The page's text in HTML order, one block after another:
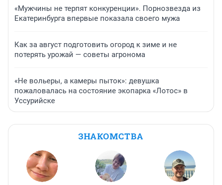
«Мужчины не терпят конкуренции». Порнозвезда из
Екатеринбурга впервые показала своего мужа
Как за август подготовить огород к зиме и не
потерять урожай — советы агронома
«Не вольеры, а камеры пыток»: девушка
пожаловалась на состояние экопарка «Лотос» в
Уссурийске
ЗНАКОМСТВА